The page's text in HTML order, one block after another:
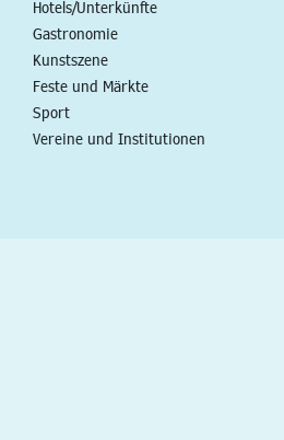
Hotels/Unterkünfte
Gastronomie
Kunstszene
Feste und Märkte
Sport
Vereine und Institutionen